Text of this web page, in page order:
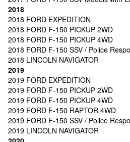
2018
2018 FORD EXPEDITION
2018 FORD F-150 PICKUP 2WD
2018 FORD F-150 PICKUP 4WD
2018 FORD F-150 SSV / Police
2018 LINCOLN NAVIGATOR
2019
2019 FORD EXPEDITION
2019 FORD F-150 PICKUP 2WD
2019 FORD F-150 PICKUP 4WD
2019 FORD F-150 RAPTOR 4WD
2019 FORD F-150 SSV / Police
2019 LINCOLN NAVIGATOR